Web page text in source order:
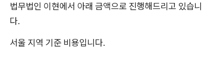
법무법인 이현에서 아래 금액으로 진행해드리고 있습니
다.
서울 지역 기준 비용입니다.